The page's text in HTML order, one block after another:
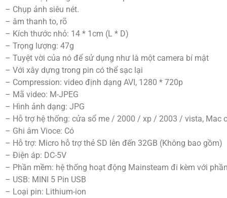
– Chụp ảnh siêu nét.
– âm thanh to, rõ
– Kích thước nhỏ: 14 * 1cm (L * D)
– Trọng lượng: 47g
– Tuyệt vời của nó để sử dụng như là một camera bí mật
– Với xây dựng trong pin có thể sạc lại
– Compression: video định dạng AVI, 1280 * 720p
– Mã video: M-JPEG
– Hình ảnh dạng: JPG
– Hỗ trợ hệ thống: cửa sổ me / 2000 / xp / 2003 / vista, Mac
– Ghi âm Vioce: Có
– Hỗ trợ: Micro hỗ trợ thẻ SD lên đến 32GB (Không bao gồm)
– Điện áp: DC-5V
– Phần mềm: hệ thống hoạt động Mainsteam đi kèm với
– USB: MINI 5 Pin USB
– Loại pin: Lithium-ion